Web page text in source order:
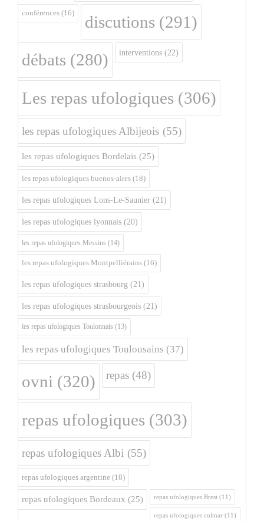
conférences (16) discutions (291)
débats (280) interventions (22)
Les repas ufologiques (306)
les repas ufologiques Albijeois (55)
les repas ufologiques Bordelais (25)
les repas ufologiques buenos-aires (18)
les repas ufologiques Lons-Le-Saunier (21)
les repas ufologiques lyonnais (20)
les repas ufologiques Messins (14)
les repas ufologiques Montpelliérains (16)
les repas ufologiques strasbourg (21)
les repas ufologiques strasbourgeois (21)
les repas ufologiques Toulonnais (13)
les repas ufologiques Toulousains (37)
ovni (320) repas (48)
repas ufologiques (303)
repas ufologiques Albi (55)
repas ufologiques argentine (18)
repas ufologiques Bordeaux (25) repas ufologiques Brest (11)
repas ufologiques colmar (11)